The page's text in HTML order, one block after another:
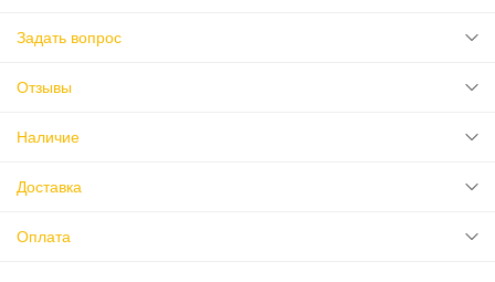
Задать вопрос
Отзывы
Наличие
Доставка
Оплата